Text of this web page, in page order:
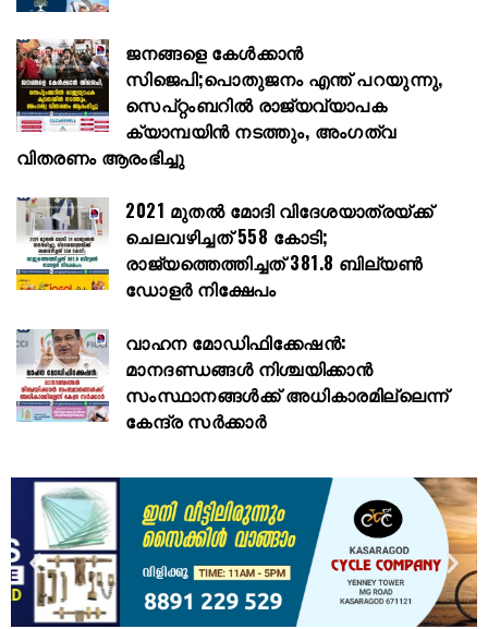
ജനങ്ങളെ കേൾക്കാൻ
സിജെപി;പൊതുജനം എന്ത് പറയുന്നു,
സെപ്റ്റംബറിൽ രാജ്യവ്യാപക
ക്യാമ്പയിൻ നടത്തും, അംഗത്വ
വിതരണം ആരംഭിച്ചു
2021 മുതൽ മോദി വിദേശയാത്രയ്ക്ക്
ചെലവഴിച്ചത് 558 കോടി;
രാജ്യത്തെത്തിച്ചത് 381.8 ബില്യൺ
ഡോളർ നിക്ഷേപം
വാഹന മോഡിഫിക്കേഷൻ:
മാനദണ്ഡങ്ങൾ നിശ്ചയിക്കാൻ
സംസ്ഥാനങ്ങൾക്ക് അധികാരമില്ലെന്ന്
കേന്ദ്ര സർക്കാർ